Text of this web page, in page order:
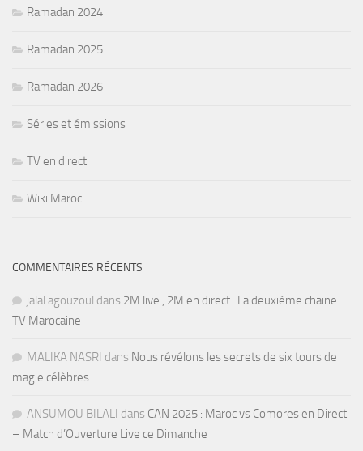
Ramadan 2024
Ramadan 2025
Ramadan 2026
Séries et émissions
TV en direct
Wiki Maroc
COMMENTAIRES RÉCENTS
jalal agouzoul dans 2M live , 2M en direct : La deuxième chaine
TV Marocaine
MALIKA NASRI dans Nous révélons les secrets de six tours de
magie célèbres
ANSUMOU BILALI dans CAN 2025 : Maroc vs Comores en Direct
– Match d’Ouverture Live ce Dimanche